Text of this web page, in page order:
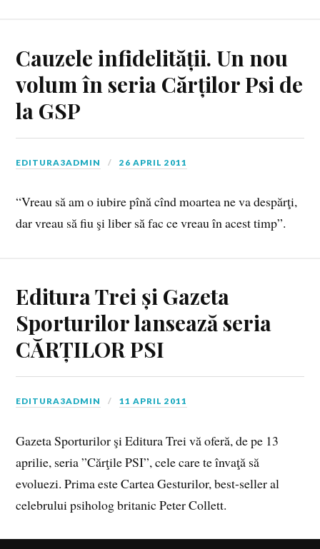
Cauzele infidelității. Un nou
volum în seria Cărților Psi de
la GSP
EDITURA3ADMIN 26 APRIL 2011
“Vreau să am o iubire pînă cînd moartea ne va despărţi,
dar vreau să fiu şi liber să fac ce vreau în acest timp”.
Editura Trei și Gazeta
Sporturilor lansează seria
CĂRȚILOR PSI
EDITURA3ADMIN 11 APRIL 2011
Gazeta Sporturilor şi Editura Trei vă oferă, de pe 13
aprilie, seria ”Cărţile PSI”, cele care te învaţă să
evoluezi. Prima este Cartea Gesturilor, best-seller al
celebrului psiholog britanic Peter Collett.